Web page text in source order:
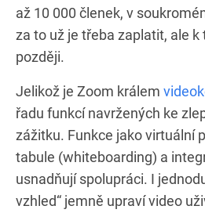
až 10 000 členek, v
za to už je třeba zaplatit, ale
později.
Jelikož je Zoom králem
řadu funkcí navržených ke
zážitku. Funkce jako virtuální
tabule (whiteboarding) a
usnadňují spolupráci. I
vzhled“ jemně upraví video